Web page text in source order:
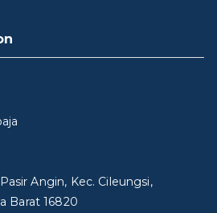
Angin, Kec. Cileungsi,
Barat 16820